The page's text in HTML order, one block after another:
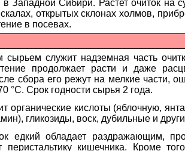
Западной Сибири. Растет очиток на
открытых склонах холмов,
в посевах.
сырьем служит надземная часть
продолжает расти и даже
сбора его режут на мелкие части,
°С. Срок годности сырья 2 года.
органические кислоты (яблочную,
гликозиды, воск, дубильные и
едкий обладает раздражающим,
кишечника. Кроме